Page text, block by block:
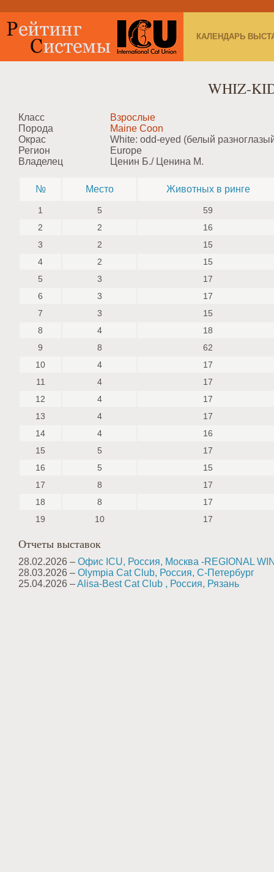
КАЛЕНДАРЬ
WHIZ-
Класс
Взрослые
Порода
Maine Coon
Окрас
White: odd-eyed (белый
Регион
Europe
Владелец
Ценин Б./ Ценина М.
№ Место Животных в ринге
1 5
59
2
2
16
3
2
15
4
2
15
5
3
17
6
3
17
7
3
15
8
4
18
9
8
62
10
4
17
11
4
17
12
4
17
13
4
17
14
4
16
15
5
17
16
5
15
17
8
17
18
8
17
19
10 17
Отчеты выставок
28.02.2026 – Офис ICU, Россия, Москва -REGIONAL
28.03.2026 – Olympia Cat Club, Россия, С-Петербург
25.04.2026 –Alisa-Best Cat Club , Россия, Рязань